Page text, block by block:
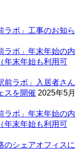
ラボ」工事のお知ら
ラボ」年末年始の内
年末年始も利用可
前ラボ」入居者さん
スを開催 2025年5月
ラボ」年末年始の内
年末年始も利用可
のシェアオフィスに